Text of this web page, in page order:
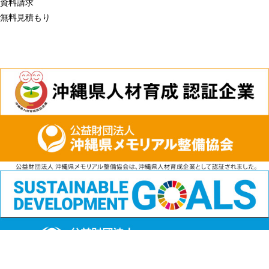
資料請求
無料見積もり